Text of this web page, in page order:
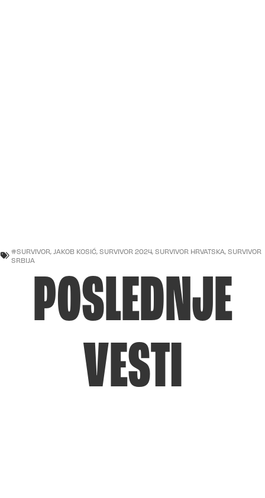
#SURVIVOR, JAKOB KOSIĆ, SURVIVOR 2024, SURVIVOR HRVATSKA, SURVIVOR
SRBIJA
POSLEDNJE
VESTI